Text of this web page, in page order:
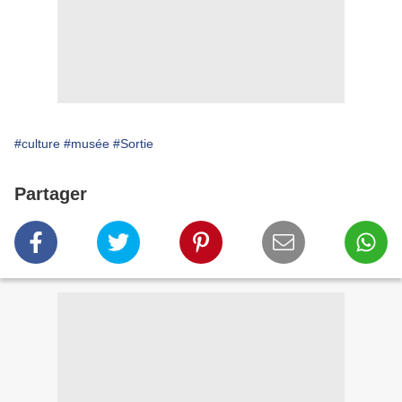
#culture #musée #Sortie
Partager